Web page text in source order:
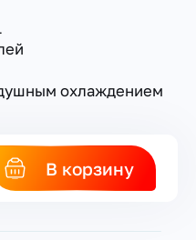
охлаждением
В корзину